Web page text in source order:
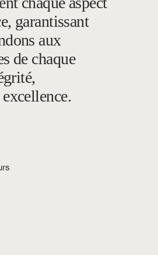
garantissant
aux
de chaque